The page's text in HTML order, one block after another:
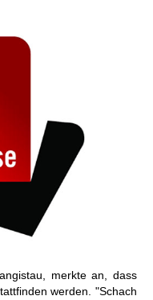
merkte an, dass
werden. "Schach